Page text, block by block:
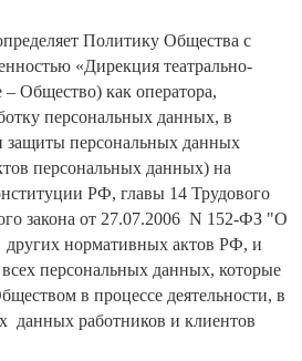
Политику Общества с
«Дирекция театрально-
Общество) как оператора,
персональных данных, в
защиты персональных данных
персональных данных) на
РФ, главы 14 Трудового
закона от 27.07.2006 N 152-ФЗ "О
нормативных актов РФ, и
персональных данных, которые
в процессе деятельности, в
данных работников и клиентов